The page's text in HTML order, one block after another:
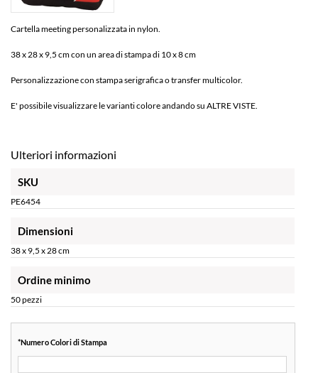
Cartella meeting personalizzata in nylon.
38 x 28 x 9,5 cm con un area di stampa di 10 x 8 cm
Personalizzazione con stampa serigrafica o transfer multicolor.
E' possibile visualizzare le varianti colore andando su ALTRE VISTE.
Ulteriori informazioni
SKU
PE6454
Dimensioni
38 x 9,5 x 28 cm
Ordine minimo
50 pezzi
*Numero Colori di Stampa